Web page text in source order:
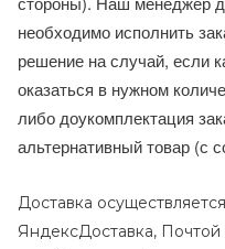
необходимо исполнить
решение на случай, если
оказаться в нужном
либо доукомплектация
альтернативный товар (с
Доставка
ЯндексДоставка,